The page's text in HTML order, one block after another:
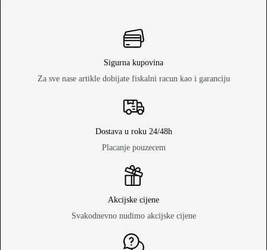
Sigurna kupovina
Za sve nase artikle dobijate fiskalni racun kao i garanciju
Dostava u roku 24/48h
Placanje pouzecem
Akcijske cijene
Svakodnevno nudimo akcijske cijene